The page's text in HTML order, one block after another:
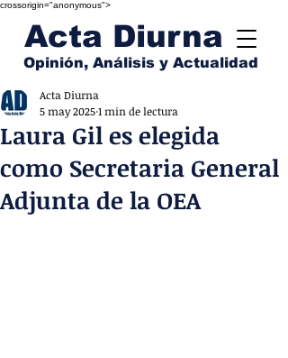
crossorigin="anonymous">
Acta Diurna
Opinión, Análisis y Actualidad
Laura Gil es elegida
como Secretaria General
Adjunta de la OEA
Acta Diurna
5 may 20251 min de lectura